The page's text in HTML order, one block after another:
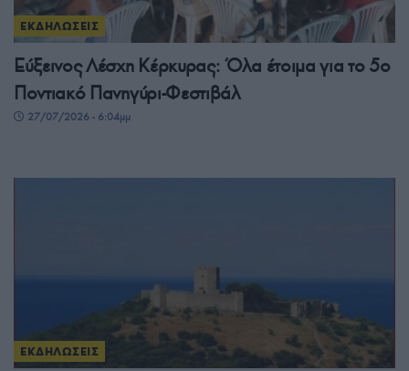
ΕΚΔΗΛΩΣΕΙΣ
Εύξεινος Λέσχη Κέρκυρας: Όλα έτοιμα για το 5ο
Ποντιακό Πανηγύρι-Φεστιβάλ
27/07/2026 - 6:04μμ
ΕΚΔΗΛΩΣΕΙΣ